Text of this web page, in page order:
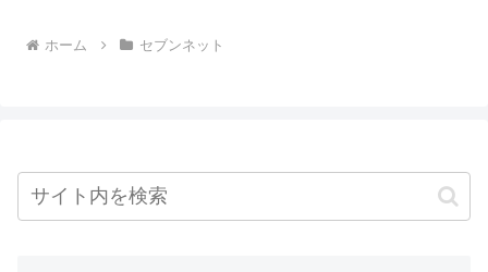
ホーム セブンネット